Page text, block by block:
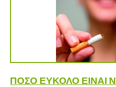
ΠΌΣΟ ΕΎΚΟΛΟ ΕΊΝΑΙ